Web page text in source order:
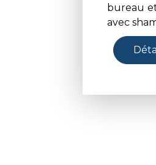
bureau
avec